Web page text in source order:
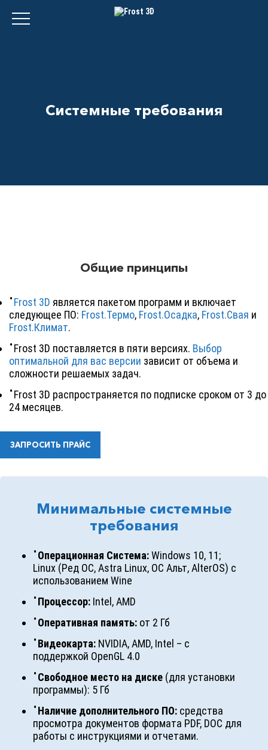
Системные требования
Общие принципы
Frost 3D является пакетом программ и включает
следующее ПО: Frost.Термо, Frost.Осадка, Frost.Свая и
Frost.Климат.
Frost 3D поставляется в пяти версиях. Выбор
оптимальной для вас версии зависит от объема и
сложности решаемых задач.
Frost 3D распространяется по подписке сроком от 3 до
24 месяцев.
ЗАПРОСИТЬ ПРАЙС
Минимальные системные
требования
Операционная Система:Windows 10, 11;
Linux (Ред ОС, Astra Linux, ОС Альт, AlterOS) с
использованием Wine
Процессор: Intel, AMD
Оперативная память: от 2 Гб
Видеокарта: NVIDIA, AMD, Intel – с
поддержкой OpenGL 4.0
Свободное место на диске (для установки
программы): 5 Гб
Наличие дополнительного ПО: средства
просмотра документов формата PDF, DOC для
работы с инструкциями и отчетами.